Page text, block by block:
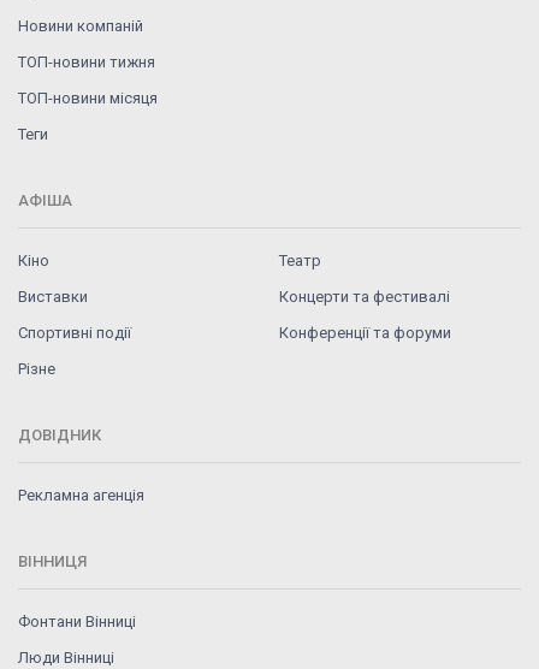
Новини компаній
ТОП-новини тижня
ТОП-новини місяця
Теги
АФІША
Кіно
Театр
Виставки
Концерти та фестивалі
Спортивні події
Конференції та форуми
Різне
ДОВІДНИК
Рекламна агенція
ВІННИЦЯ
Фонтани Вінниці
Люди Вінниці